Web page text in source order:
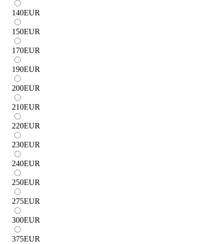
140EUR
150EUR
170EUR
190EUR
200EUR
210EUR
220EUR
230EUR
240EUR
250EUR
275EUR
300EUR
375EUR